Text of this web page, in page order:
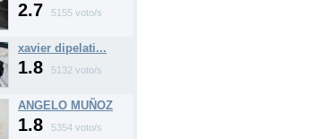
2.7 5155 voto/s
xavier dipelati...
1.8 5132 voto/s
ANGELO MUÑOZ
1.8 5354 voto/s